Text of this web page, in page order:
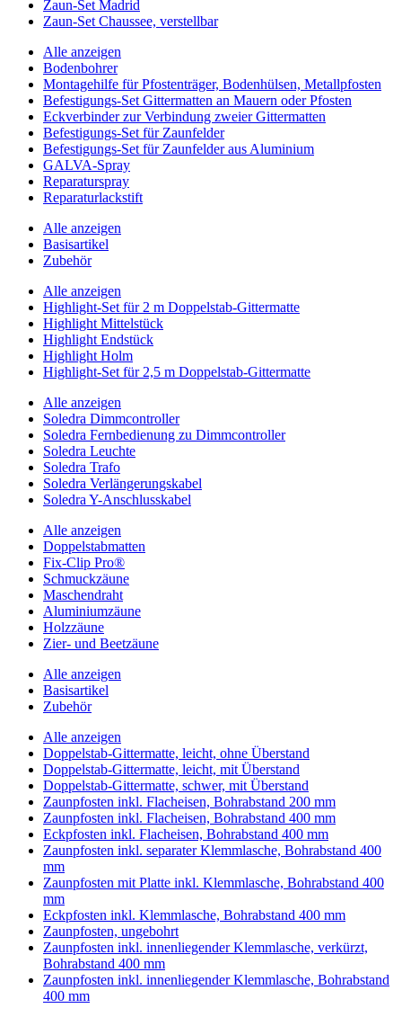
Zaun-Set Madrid
Zaun-Set Chaussee, verstellbar
Alle anzeigen
Bodenbohrer
Montagehilfe für Pfostenträger, Bodenhülsen, Metallpfosten
Befestigungs-Set Gittermatten an Mauern oder Pfosten
Eckverbinder zur Verbindung zweier Gittermatten
Befestigungs-Set für Zaunfelder
Befestigungs-Set für Zaunfelder aus Aluminium
GALVA-Spray
Reparaturspray
Reparaturlackstift
Alle anzeigen
Basisartikel
Zubehör
Alle anzeigen
Highlight-Set für 2 m Doppelstab-Gittermatte
Highlight Mittelstück
Highlight Endstück
Highlight Holm
Highlight-Set für 2,5 m Doppelstab-Gittermatte
Alle anzeigen
Soledra Dimmcontroller
Soledra Fernbedienung zu Dimmcontroller
Soledra Leuchte
Soledra Trafo
Soledra Verlängerungskabel
Soledra Y-Anschlusskabel
Alle anzeigen
Doppelstabmatten
Fix-Clip Pro®
Schmuckzäune
Maschendraht
Aluminiumzäune
Holzzäune
Zier- und Beetzäune
Alle anzeigen
Basisartikel
Zubehör
Alle anzeigen
Doppelstab-Gittermatte, leicht, ohne Überstand
Doppelstab-Gittermatte, leicht, mit Überstand
Doppelstab-Gittermatte, schwer, mit Überstand
Zaunpfosten inkl. Flacheisen, Bohrabstand 200 mm
Zaunpfosten inkl. Flacheisen, Bohrabstand 400 mm
Eckpfosten inkl. Flacheisen, Bohrabstand 400 mm
Zaunpfosten inkl. separater Klemmlasche, Bohrabstand 400
mm
Zaunpfosten mit Platte inkl. Klemmlasche, Bohrabstand 400
mm
Eckpfosten inkl. Klemmlasche, Bohrabstand 400 mm
Zaunpfosten, ungebohrt
Zaunpfosten inkl. innenliegender Klemmlasche, verkürzt,
Bohrabstand 400 mm
Zaunpfosten inkl. innenliegender Klemmlasche, Bohrabstand
400 mm